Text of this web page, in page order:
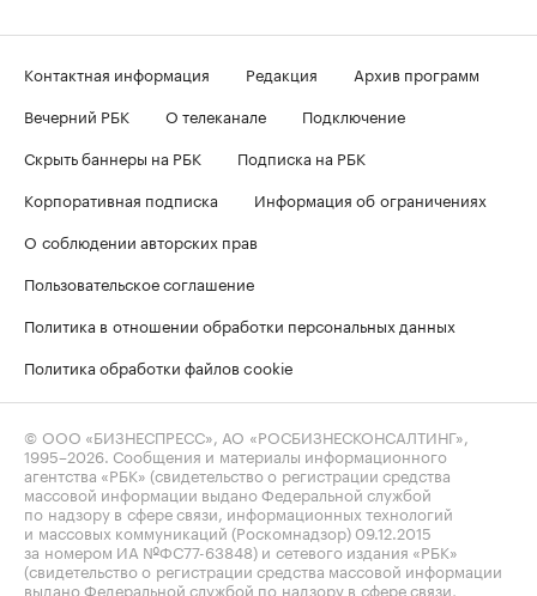
Контактная информация Редакция
Архив программ
Вечерний РБК
О телеканале
Подключение
Скрыть баннеры на РБК
Подписка на РБК
Корпоративная подписка
Информация об ограничениях
О соблюдении авторских прав
Пользовательское соглашение
Политика в отношении обработки персональных данных
Политика обработки файлов cookie
© ООО «БИЗНЕСПРЕСС», АО «РОСБИЗНЕСКОНСАЛТИНГ»,
1995–2026 . Сообщения и материалы информационного
агентства «РБК» (свидетельство о регистрации средства
массовой информации выдано Федеральной службой
по надзору в сфере связи, информационных технологий
и массовых коммуникаций (Роскомнадзор) 09.12.2015
за номером ИА №ФС77-63848) и сетевого издания «РБК»
(свидетельство о регистрации средства массовой информации
выдано Федеральной службой по надзору в сфере связи,